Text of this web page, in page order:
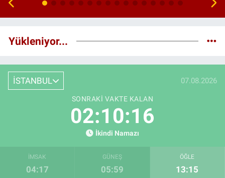
Yükleniyor...
İSTANBUL 07.08.2026
SONRAKI VAKTE KALAN
02:10:15
İkindi Namazı
İMSAK
04:17
GÜNEŞ
05:59
ÖĞLE
13:15